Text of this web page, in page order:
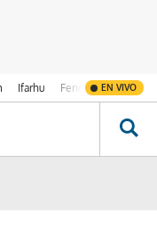
Ifarhu Fenómeno de El
EN VIVO